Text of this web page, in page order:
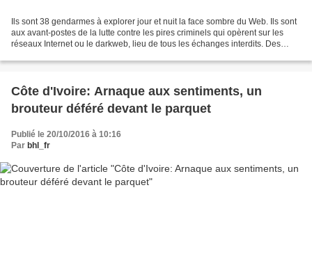
Ils sont 38 gendarmes à explorer jour et nuit la face sombre du Web. Ils sont
aux avant-postes de la lutte contre les pires criminels qui opèrent sur les
réseaux Internet ou le darkweb, lieu de tous les échanges interdits. Des
Côte d'Ivoire: Arnaque aux sentiments, un
brouteur déféré devant le parquet
Publié le 20/10/2016 à 10:16
Par bhl_fr